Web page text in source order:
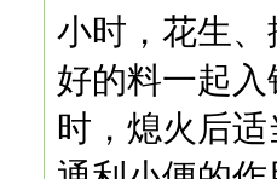
小时，花生
好的料一起
时，熄火后